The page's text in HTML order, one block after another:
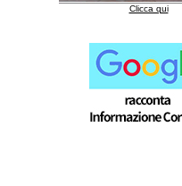
Clicca qui